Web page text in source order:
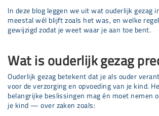
In deze blog leggen we uit wat ouderlijk gezag
meestal wél blijft zoals het was, en welke
gewijzigd zodat je weet waar je aan toe bent.
Wat is ouderlijk gezag
Ouderlijk gezag betekent dat je als ouder
voor de verzorging en opvoeding van je kind.
belangrijke beslissingen mag én moet nemen
je kind — over zaken zoals: